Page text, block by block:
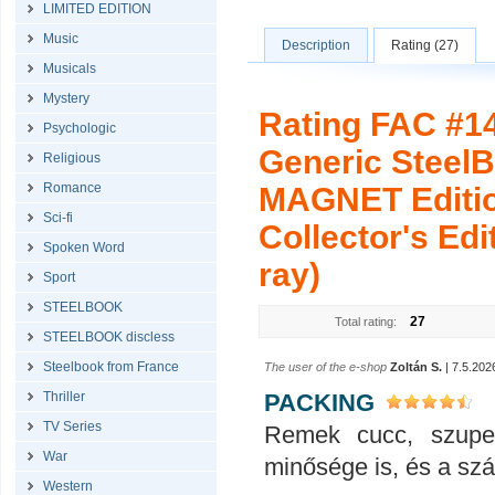
LIMITED EDITION
Music
Musicals
Mystery
Psychologic
Religious
Romance
Sci-fi
Spoken Word
Sport
STEELBOOK
STEELBOOK discless
Steelbook from France
Thriller
TV Series
War
Western
Description Rating (27)
Rating FAC
Generic
MAGNET
Collector's
ray)
Total rating: 27
The user of the e-shop Zoltán S. |
PACKING
Remek cucc,
minősége is, és a